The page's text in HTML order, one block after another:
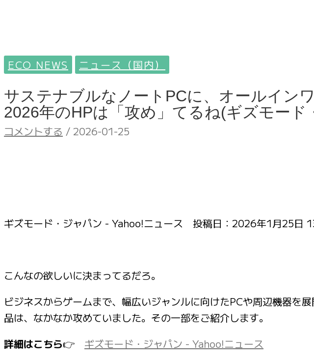
ECO NEWS ニュース（国内）
サステナブルなノートPCに、オールイン
2026年のHPは「攻め」てるね(ギズモード
コメントする / 2026-01-25
ギズモード・ジャパン - Yahoo!ニュース 投稿日： 2026年1月25日
こんなの欲しいに決まってるだろ。
ビジネスからゲームまで、幅広いジャンルに向けたPCや周辺機器を
品は、なかなか攻めていました。その一部をご紹介します。
詳細はこちら👉 ギズモード・ジャパン - Yahoo!ニュース